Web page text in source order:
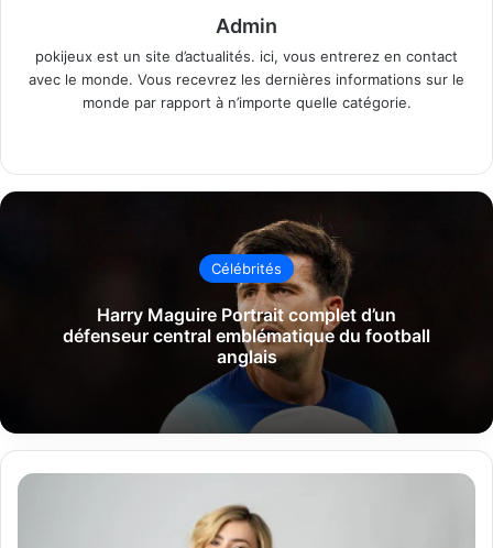
Admin
pokijeux est un site d’actualités. ici, vous entrerez en contact
avec le monde. Vous recevrez les dernières informations sur le
monde par rapport à n’importe quelle catégorie.
Célébrités
Harry Maguire Portrait complet d’un
défenseur central emblématique du football
anglais
Peyton